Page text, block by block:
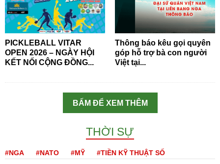
PICKLEBALL VITAR
OPEN 2026 – NGÀY HỘI
KẾT NỐI CỘNG ĐỒNG...
Thông báo kêu gọi quyên
góp hỗ trợ bà con người
Việt tại...
BẤM ĐỂ XEM THÊM
THỜI SỰ
#NGA #NATO #MỸ #TIỀN KỸ THUẬT SỐ